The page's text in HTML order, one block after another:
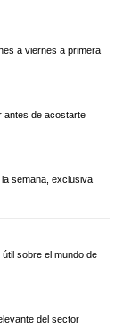
a viernes a primera
antes de acostarte
semana, exclusiva
sobre el mundo de
del sector